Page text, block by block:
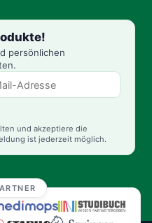
persönlichen
und akzeptiere die
ist jederzeit möglich.